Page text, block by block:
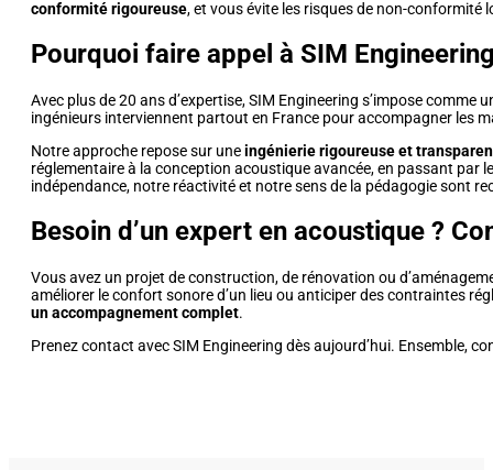
conformité rigoureuse, et vous évite les risques de non-conformité
Pourquoi faire appel à SIM
Avec plus de 20 ans d’expertise, SIM Engineering s’impose comme
ingénieurs interviennent partout en France pour accompagner les
Notre approche repose sur uneingénierie rigoureuse et
réglementaire à la conception acoustique avancée, en passant
indépendance, notre réactivité et notre sens de la pédagogie sont
Besoin d’un expert en acoustique ?
Vous avez un projet de construction, de rénovation ou
améliorer le confort sonore d’un lieu ou anticiper des contraintes
un accompagnement complet.
Prenez contact avec SIM Engineering dès aujourd’hui. Ensemble,